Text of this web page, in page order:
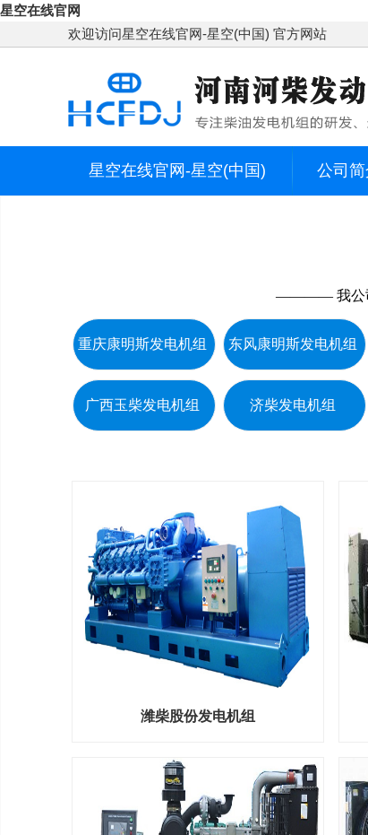
星空在线官网
欢迎访问星空在线官网-星空(中国) 官方网站
星空在线官网-星空(中国) 公司简
———— 我公司
重庆康明斯发电机组 东风康明斯发电机组
广西玉柴发电机组 济柴发电机组
潍柴股份发电机组